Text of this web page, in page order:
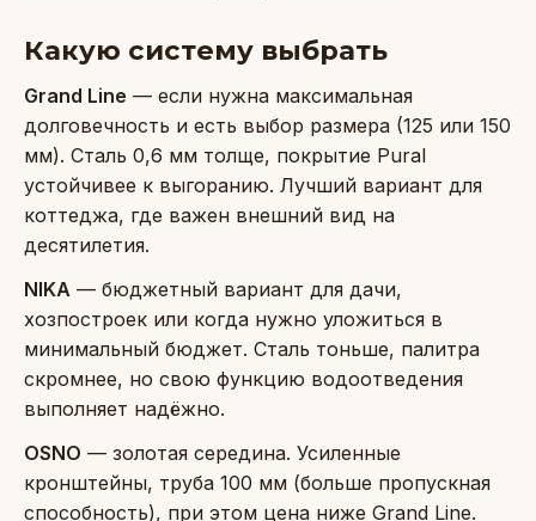
Какую систему выбрать
Grand Line — если нужна максимальная
долговечность и есть выбор размера (125 или 150
мм). Сталь 0,6 мм толще, покрытие Pural
устойчивее к выгоранию. Лучший вариант для
коттеджа, где важен внешний вид на
десятилетия.
NIKA — бюджетный вариант для дачи,
хозпостроек или когда нужно уложиться в
минимальный бюджет. Сталь тоньше, палитра
скромнее, но свою функцию водоотведения
выполняет надёжно.
OSNO — золотая середина. Усиленные
кронштейны, труба 100 мм (больше пропускная
способность), при этом цена ниже Grand Line.